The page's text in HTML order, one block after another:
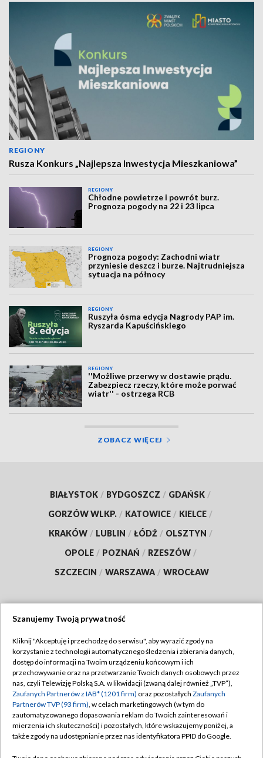
REGIONY
Rusza Konkurs „Najlepsza Inwestycja Mieszkaniowa”
REGIONY
Chłodne powietrze i powrót burz.
Prognoza pogody na 22 i 23 lipca
REGIONY
Prognoza pogody: Zachodni wiatr
przyniesie deszcz i burze. Najtrudniejsza
sytuacja na północy
REGIONY
Ruszyła ósma edycja Nagrody PAP im.
Ryszarda Kapuścińskiego
REGIONY
''Możliwe przerwy w dostawie prądu.
Zabezpiecz rzeczy, które może porwać
wiatr'' - ostrzega RCB
ZOBACZ WIĘCEJ
BIAŁYSTOK / BYDGOSZCZ / GDAŃSK /
GORZÓW WLKP. / KATOWICE / KIELCE /
KRAKÓW / LUBLIN / ŁÓDŹ / OLSZTYN /
OPOLE / POZNAŃ / RZESZÓW /
SZCZECIN / WARSZAWA / WROCŁAW
TVP
Abonament TVP
Emisja w TVP
Centrum informacji TVP
Naziemna Telewizja Cyfrowa
Regulamin TVP
Polityka prywatności
Moje zgody
Pomoc
Szanujemy Twoją prywatność
Kliknij "Akceptuję i przechodzę do serwisu", aby wyrazić zgody na
korzystanie z technologii automatycznego śledzenia i zbierania danych,
dostęp do informacji na Twoim urządzeniu końcowym i ich
przechowywanie oraz na przetwarzanie Twoich danych osobowych przez
nas, czyli Telewizję Polską S.A. w likwidacji (zwaną dalej również „TVP”),
Zaufanych Partnerów z IAB* (1201 firm) oraz pozostałych Zaufanych
Partnerów TVP (93 firm), w celach marketingowych (w tym do
zautomatyzowanego dopasowania reklam do Twoich zainteresowań i
mierzenia ich skuteczności) i pozostałych, które wskazujemy poniżej, a
także zgody na udostępnianie przez nas identyfikatora PPID do Google.